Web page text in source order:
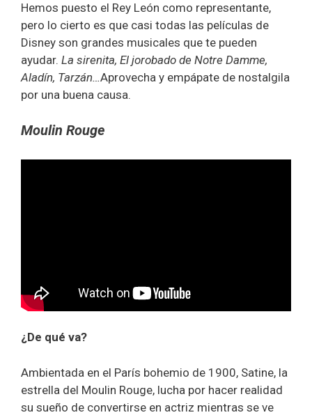
Hemos puesto el Rey León como representante,
pero lo cierto es que casi todas las películas de
Disney son grandes musicales que te pueden
ayudar. La sirenita, El jorobado de Notre Damme,
Aladín, Tarzán…Aprovecha y empápate de nostalgila
por una buena causa.
Moulin Rouge
¿De qué va?
Ambientada en el París bohemio de 1900, Satine, la
estrella del Moulin Rouge, lucha por hacer realidad
su sueño de convertirse en actriz mientras se ve